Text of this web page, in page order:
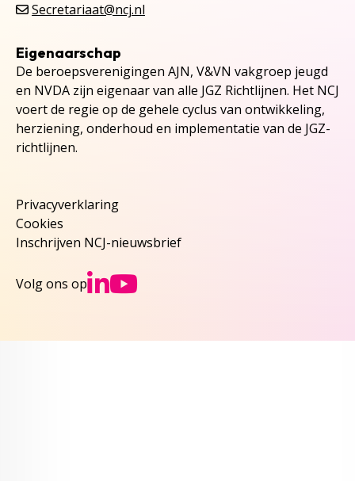
Secretariaat@ncj.nl
Eigenaarschap
De beroepsverenigingen AJN, V&VN vakgroep jeugd
en NVDA zijn eigenaar van alle JGZ Richtlijnen. Het NCJ
voert de regie op de gehele cyclus van ontwikkeling,
herziening, onderhoud en implementatie van de JGZ-
richtlijnen.
Privacyverklaring
Cookies
Inschrijven NCJ-nieuwsbrief
Volg ons op Ga naar NCJs